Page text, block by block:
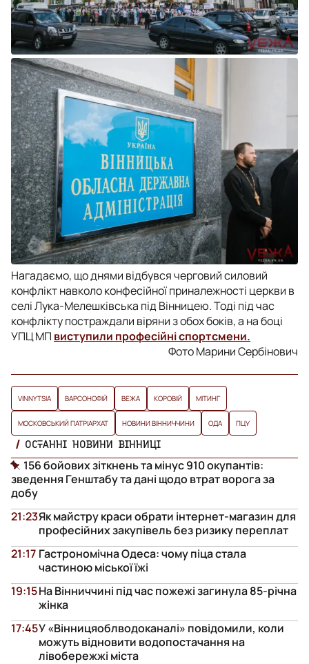
Нагадаємо, що днями відбувся черговий силовий
конфлікт навколо конфесійної приналежності церкви в
селі Лука-Мелешківська під Вінницею. Тоді під час
конфлікту постраждали віряни з обох боків, а на боці
УПЦ МП виступили професійні спортсмени.
Фото Марини Сербінович
VINNYTSIA ВАРСОНОФІЙ ВЕЖА КОРОВІЙ МІТИНГ
МОСКОВСЬКИЙ ПАТРІАРХАТ НОВИНИ ВІННИЧЧИНИ ОДА ПЦУ
ОСТАННІ НОВИНИ ВІННИЦІ
156 бойових зіткнень та мінус 910 окупантів:
зведення Генштабу та дані щодо втрат ворога за
добу
Як майстру краси обрати інтернет-магазин для
професійних закупівель без ризику переплат
21:23
Гастрономічна Одеса: чому піца стала
частиною міської їжі
21:17
На Вінниччині під час пожежі загинула 85-річна
жінка
19:15
У «Вінницяоблводоканалі» повідомили, коли
можуть відновити водопостачання на
лівобережжі міста
17:45